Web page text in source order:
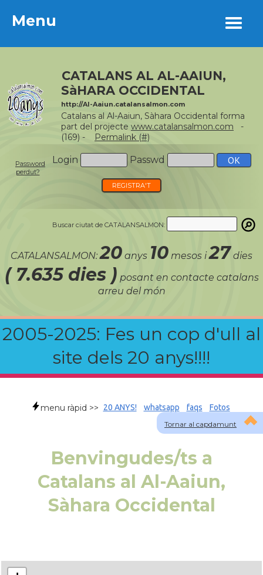
Menu
CATALANS AL AL-AAIUN,
SàHARA OCCIDENTAL
http://Al-Aaiun.catalansalmon.com
Catalans al Al-Aaiun, Sàhara Occidental forma
part del projecte www.catalansalmon.com -
(169) -
Permalink (#)
Login Passwd
Password
perdut?
REGISTRA'T
Buscar ciutat de CATALANSALMON:
CATALANSALMON:20 anys 10 mesos i27 dies
( 7.635 dies ) posant en contacte catalans
arreu del món
2005-2025: Fes un cop d'ull al
site dels 20 anys!!!!
Menu
Tornar al capdamunt
menu ràpid >> 20 ANYS! whatsapp faqs Fotos
Benvingudes/ts a
Catalans al Al-Aaiun,
Sàhara Occidental